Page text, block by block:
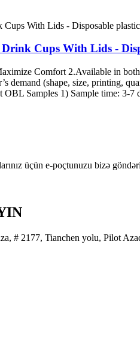
Cups With Lids -
Comfort 2.Available in
demand (shape, size, printing,
OBL Samples 1) Sample time: 3-
üçün e-poçtunuzu bizə
# 2177, Tianchen yolu, Pilot